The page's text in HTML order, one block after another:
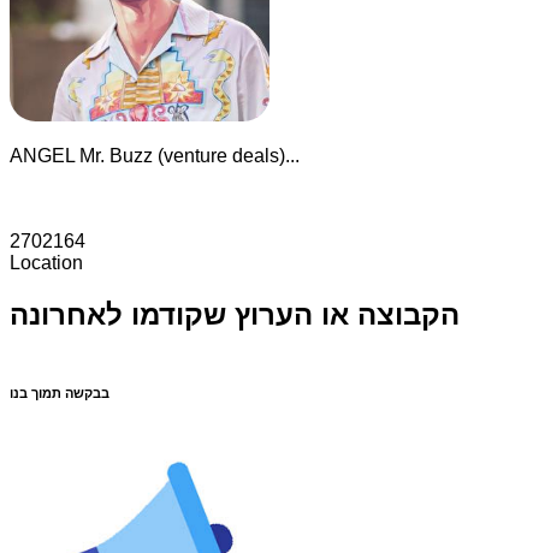
ANGEL Mr. Buzz (venture deals)...
2702164
Location
הקבוצה או הערוץ שקודמו לאחרונה
בבקשה תמוך בנו